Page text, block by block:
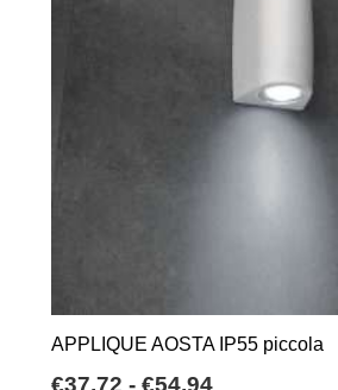
APPLIQUE AOSTA IP55 piccola
€37,72 - €54,94Fascia